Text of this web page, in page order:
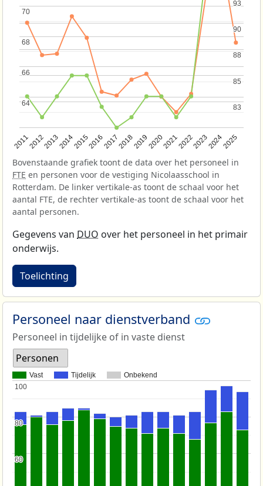
201120122013201420152016201720182019202020212022202320242025
64
64
66
66
68
68
70
70
83
83
85
85
88
88
90
90
93
93
Bovenstaande grafiek toont de data over het personeel in
FTE en personen voor de vestiging Nicolaasschool in
Rotterdam. De linker vertikale-as toont de schaal voor het
aantal FTE, de rechter vertikale-as toont de schaal voor het
aantal personen.
Gegevens van DUO over het personeel in het primair
onderwijs.
Toelichting
Personeel naar dienstverband
Personeel in tijdelijke of in vaste dienst
Personen
Vast Tijdelijk Onbekend
60
60
80
80
100
100